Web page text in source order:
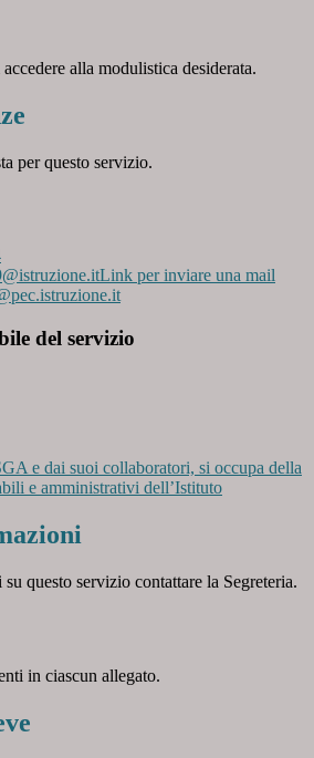
alla modulistica desiderata.
per questo servizio.
Link per inviare una mail
del servizio
e dai suoi collaboratori, si occupa della
e amministrativi dell’Istituto
questo servizio contattare la Segreteria.
in ciascun allegato.